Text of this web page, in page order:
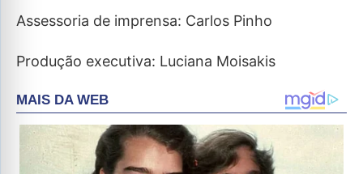
Assessoria de imprensa: Carlos Pinho
Produção executiva: Luciana Moisakis